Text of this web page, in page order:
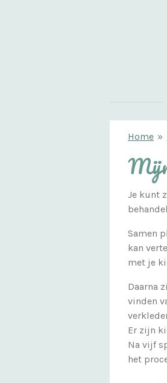
Home »
Je kunt
Samen
kan
met je
Daarna
vinden
Er zijn
Na vijf
het